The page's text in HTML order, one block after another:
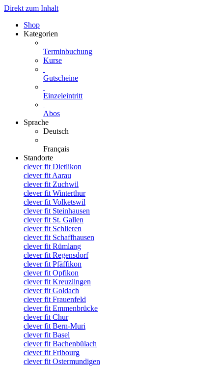
Direkt zum Inhalt
Shop
Kategorien
Terminbuchung
Kurse
Gutscheine
Einzeleintritt
Abos
Sprache
Deutsch
Français
Standorte
clever fit Dietlikon
clever fit Aarau
clever fit Zuchwil
clever fit Winterthur
clever fit Volketswil
clever fit Steinhausen
clever fit St. Gallen
clever fit Schlieren
clever fit Schaffhausen
clever fit Rümlang
clever fit Regensdorf
clever fit Pfäffikon
clever fit Opfikon
clever fit Kreuzlingen
clever fit Goldach
clever fit Frauenfeld
clever fit Emmenbrücke
clever fit Chur
clever fit Bern-Muri
clever fit Basel
clever fit Bachenbülach
clever fit Fribourg
clever fit Ostermundigen